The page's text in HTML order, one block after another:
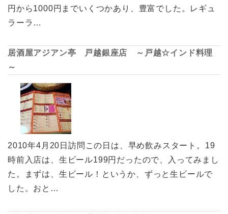
円から1000円までいくつかあり、豊富でした。レギュ
ラーラ…
居酒屋アジアン亭 戸越銀座店 ～戸越☆インド料理
～
2010年4月20日訪問この日は、早め飲みスタート。19
時前入店は、生ビール199円だったので、入ってみまし
た。まずは、生ビール！というか、ずっと生ビールで
した。おと…